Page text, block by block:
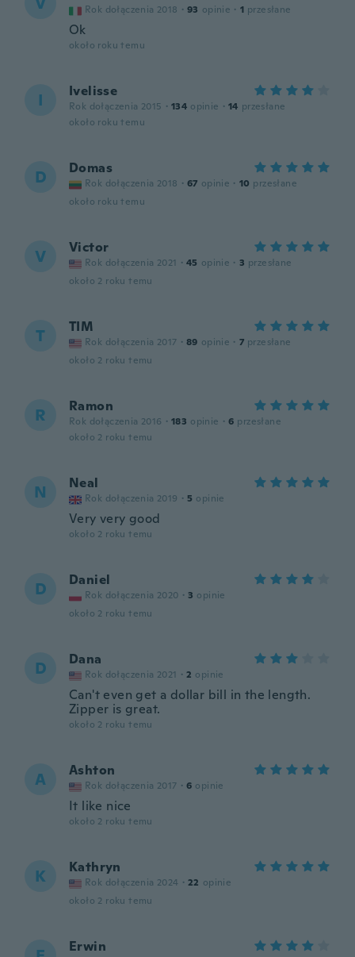
Rok dołączenia 2018 · 93 opinie · 1 przesłane
Ok
około roku temu
I Ivelisse
Rok dołączenia 2015 · 134 opinie · 14 przesłane
około roku temu
D Domas
Rok dołączenia 2018 · 67 opinie · 10 przesłane
około roku temu
V Victor
Rok dołączenia 2021 · 45 opinie · 3 przesłane
około 2 roku temu
T TIM
Rok dołączenia 2017 · 89 opinie · 7 przesłane
około 2 roku temu
R Ramon
Rok dołączenia 2016 · 183 opinie · 6 przesłane
około 2 roku temu
N Neal
Rok dołączenia 2019 · 5 opinie
Very very good
około 2 roku temu
D Daniel
Rok dołączenia 2020 · 3 opinie
około 2 roku temu
D Dana
Rok dołączenia 2021 · 2 opinie
Can't even get a dollar bill in the length.
Zipper is great.
około 2 roku temu
A Ashton
Rok dołączenia 2017 · 6 opinie
It like nice
około 2 roku temu
K Kathryn
Rok dołączenia 2024 · 22 opinie
około 2 roku temu
Erwin